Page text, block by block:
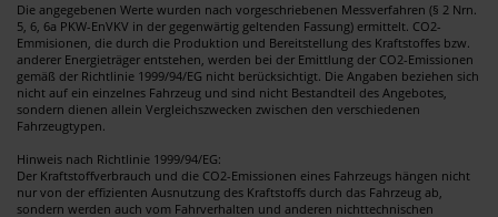
Die angegebenen Werte wurden nach vorgeschriebenen Messverfahren (§ 2 Nrn.
5, 6, 6a PKW-EnVKV in der gegenwärtig geltenden Fassung) ermittelt. CO2-
Emmisionen, die durch die Produktion und Bereitstellung des Kraftstoffes bzw.
anderer Energieträger entstehen, werden bei der Emittlung der CO2-Emissionen
gemäß der Richtlinie 1999/94/EG nicht berücksichtigt. Die Angaben beziehen sich
nicht auf ein einzelnes Fahrzeug und sind nicht Bestandteil des Angebotes,
sondern dienen allein Vergleichszwecken zwischen den verschiedenen
Fahrzeugtypen.
Hinweis nach Richtlinie 1999/94/EG:
Der Kraftstoffverbrauch und die CO2-Emissionen eines Fahrzeugs hängen nicht
nur von der effizienten Ausnutzung des Kraftstoffs durch das Fahrzeug ab,
sondern werden auch vom Fahrverhalten und anderen nichttechnischen